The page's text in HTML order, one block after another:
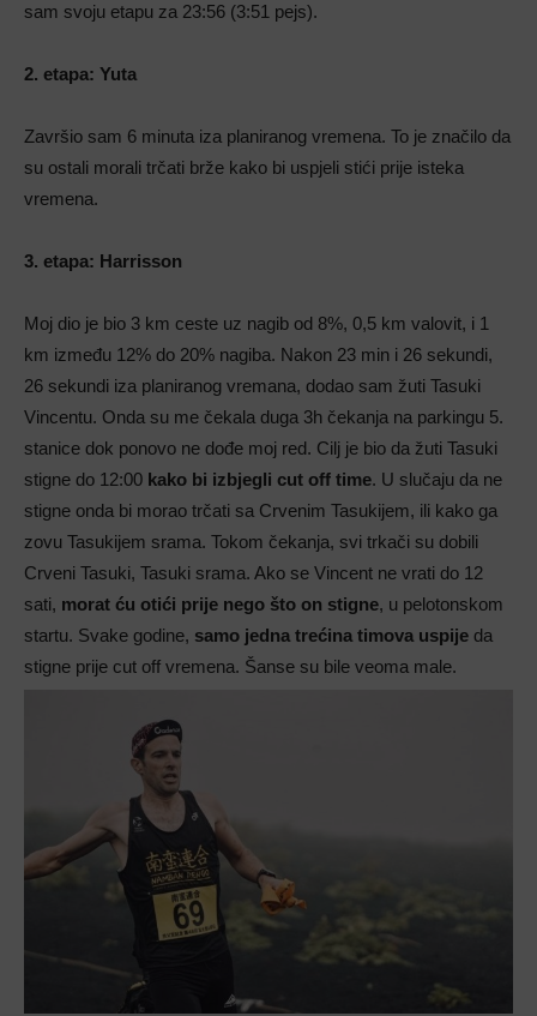
sam svoju etapu za 23:56 (3:51 pejs).
2. etapa: Yuta
Završio sam 6 minuta iza planiranog vremena. To je značilo da
su ostali morali trčati brže kako bi uspjeli stići prije isteka
vremena.
3. etapa: Harrisson
Moj dio je bio 3 km ceste uz nagib od 8%, 0,5 km valovit, i 1
km između 12% do 20% nagiba. Nakon 23 min i 26 sekundi,
26 sekundi iza planiranog vremana, dodao sam žuti Tasuki
Vincentu. Onda su me čekala duga 3h čekanja na parkingu 5.
stanice dok ponovo ne dođe moj red. Cilj je bio da žuti Tasuki
stigne do 12:00 kako bi izbjegli cut off time. U slučaju da ne
stigne onda bi morao trčati sa Crvenim Tasukijem, ili kako ga
zovu Tasukijem srama. Tokom čekanja, svi trkači su dobili
Crveni Tasuki, Tasuki srama. Ako se Vincent ne vrati do 12
sati, morat ću otići prije nego što on stigne, u pelotonskom
startu. Svake godine, samo jedna trećina timova uspije da
stigne prije cut off vremena. Šanse su bile veoma male.